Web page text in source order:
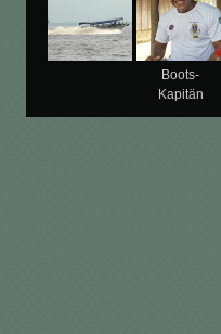
Boots-
Kapitän